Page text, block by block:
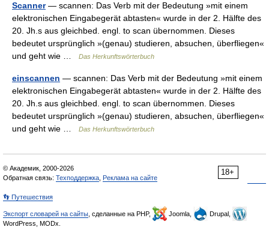
Scanner— scannen: Das Verb mit der Bedeutung »mit einem
elektronischen Eingabegerät abtasten« wurde in der 2. Hälfte des
20. Jh.s aus gleichbed. engl. to scan übernommen. Dieses
bedeutet ursprünglich »(genau) studieren, absuchen, überfliegen«
und geht wie …
Das Herkunftswörterbuch
einscannen — scannen: Das Verb mit der Bedeutung »mit einem
elektronischen Eingabegerät abtasten« wurde in der 2. Hälfte des
20. Jh.s aus gleichbed. engl. to scan übernommen. Dieses
bedeutet ursprünglich »(genau) studieren, absuchen, überfliegen«
und geht wie …
Das Herkunftswörterbuch
18+
© Академик, 2000-2026
Обратная связь: Техподдержка Реклама на сайте
👣 Путешествия
Экспорт словарей на сайты , сделанные на PHP, Joomla,
Drupal,
WordPress, MODx.